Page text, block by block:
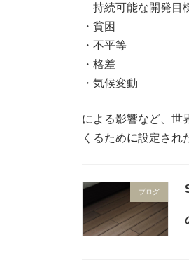
持続可能な開発目
・貧困
・不平等
・格差
・気候変動
による影響など、世
くるために設定され
ブログ